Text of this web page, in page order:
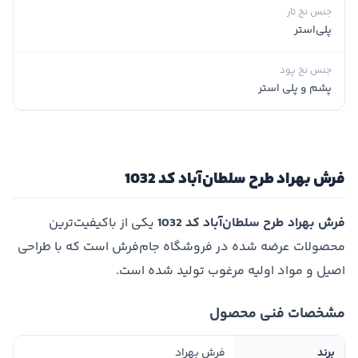
جنس نخ تار
پلی‌استر
جنس نخ پود
پشم و پلی استر
فرش بهراد طرح سلطان‌آباد کد 1032
فرش بهراد طرح سلطان‌آباد کد 1032
یکی از باکیفیت‌ترین
محصولات عرضه شده در فروشگاه جام‌فرش است که با طراحی
اصیل و مواد اولیه مرغوب تولید شده است.
مشخصات فنی محصول
برند فرش بهراد